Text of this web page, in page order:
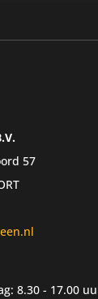
57
8.30 - 17.00